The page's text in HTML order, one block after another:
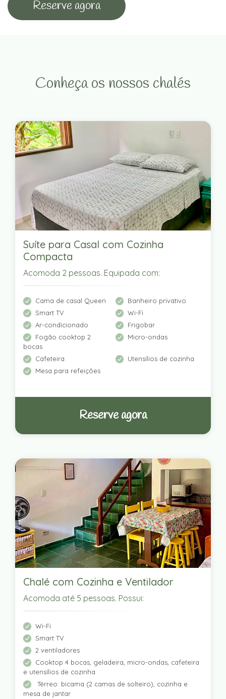
Reserve agora
Conheça os nossos chalés
Suíte para Casal com Cozinha
Compacta
Acomoda 2 pessoas. Equipada com:
Cama de casal Queen
Banheiro privativo
Smart TV
Wi-Fi
Ar-condicionado
Frigobar
Fogão cooktop 2
bocas
Micro-ondas
Cafeteira
Utensílios de cozinha
Mesa para refeições
Reserve agora
Chalé com Cozinha e Ventilador
Acomoda até 5 pessoas. Possui:
Wi-Fi
Smart TV
2 ventiladores
Cooktop 4 bocas, geladeira, micro-ondas, cafeteira
e utensílios de cozinha
Térreo: bicama (2 camas de solteiro), cozinha e
mesa de jantar